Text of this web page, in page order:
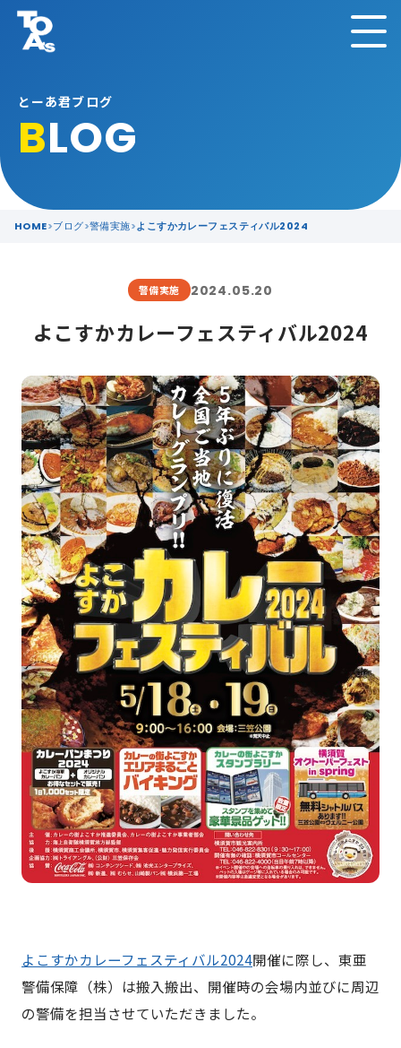
とーあ君ブログ
BLOG
HOME ブログ 警備実施 よこすかカレーフェスティバル2024
警備実施 2024.05.20
よこすかカレーフェスティバル2024
よこすかカレーフェスティバル2024開催に際し、東亜
警備保障（株）は搬入搬出、開催時の会場内並びに周辺
の警備を担当させていただきました。